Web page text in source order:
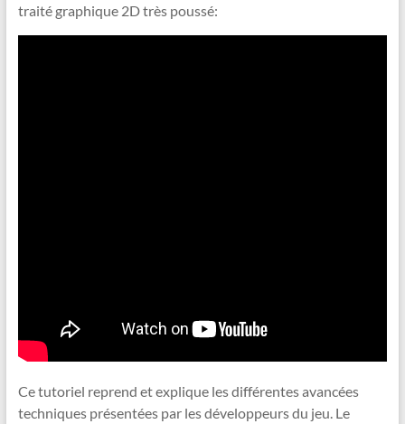
traité graphique 2D très poussé:
Ce tutoriel reprend et explique les différentes avancées
techniques présentées par les développeurs du jeu. Le